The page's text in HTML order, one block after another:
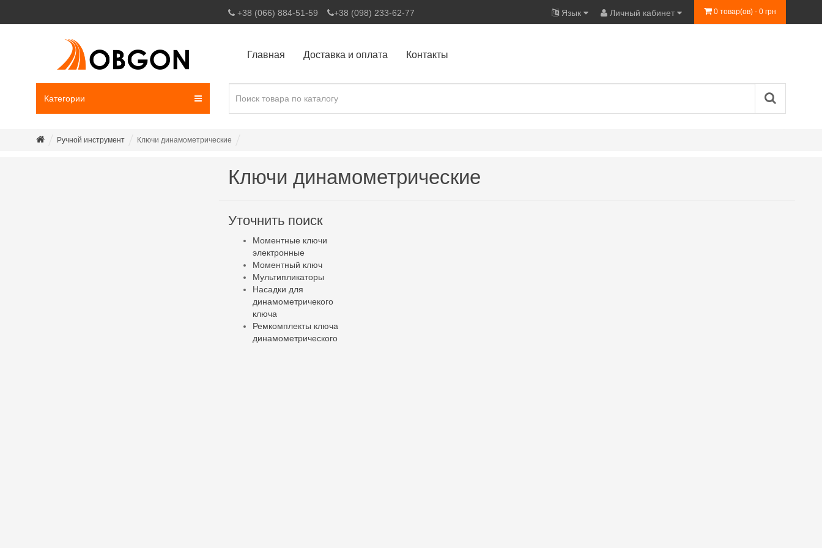
+38 (066) 884-51-59 +38 (098) 233-62-77 0 товар(ов) - 0 грн
Язык Личный кабинет
Главная Доставка и оплата Контакты
Категории
Ручной инструмент Ключи динамометрические
Ключи динамометрические
Уточнить поиск
Моментные ключи
электронные
Моментный ключ
Мультипликаторы
Насадки для
динамометричекого
ключа
Ремкомплекты ключа
динамометрического